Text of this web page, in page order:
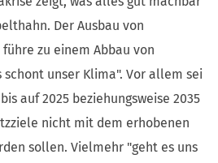
Der Ausbau von
zu einem Abbau von
unser Klima". Vor allem sei
auf 2025 beziehungsweise 2035
nicht mit dem erhobenen
sollen. Vielmehr "geht es uns